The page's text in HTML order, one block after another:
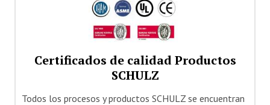
Dónde estamos
Certificados de calidad Productos
SCHULZ
Todos los procesos y productos SCHULZ se encuentran